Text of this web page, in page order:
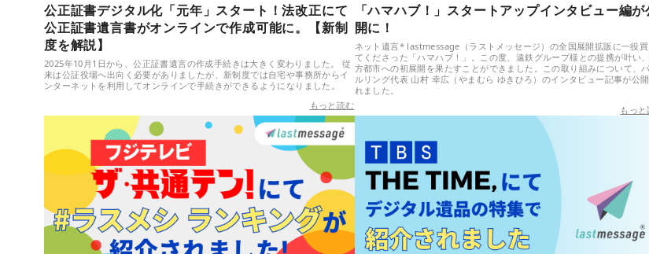
公正証書デジタル化「元年」スタート！法改正にて
公正証書遺言書がオンラインで作成可能に。【新制
度を解説】
2025年10月1日から、公正証書遺言の作成手続きは大きく変わりました。 従
来は公証役場へ出向く必要がありましたが、新制度では自宅や事務所からイ
ンターネットを利用してオンラインで手続きができるようになりました。
もっと読む
「ハマハブ！」スタートアップインタビュー編が
開に！
ネット遺言* lastmessage（ラストメッセージ）の全国展開拡販に一役買
てくださった「ハマハブ！」。この度、遠鉄グループ様との提携が叶い
方都市への初展開を果たすことができました。この取り組みについて、
ルリング代表 山村 幸広（やまむら ゆきひろ）のインタビュー記事が公
れました。
もっと